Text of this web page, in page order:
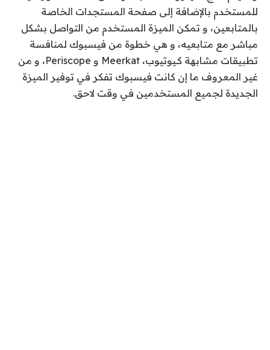
للمستخدم بالإضافة إلى صفحة المستجدات الخاصة
بالمتابعين، و تمكن الميزة المستخدم من التواصل بشكل
مباشر مع متابعيه، و هي خطوة من فيسبوك لمنافسة
تطبيقات مشابهة كـيوتيوب، Meerkat و Periscope، و من
غير المعروف ما إن كانت فيسبوك تفكر في توفير الميزة
الجديدة لجميع المستخدمين في وقت لاحق.